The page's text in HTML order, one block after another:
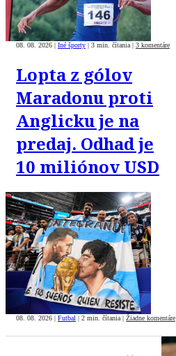
08. 08. 2026 | Iné športy | 3 min. čítania| 3 komentáre
Lopta z gólov
Maradonu proti
Anglicku je na
predaj. Odhad je
10 miliónov USD
08. 08. 2026 | Futbal | 2 min. čítania | Žiadne komentáre